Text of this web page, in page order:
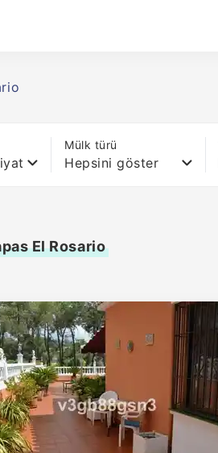
Mülk türü
Hepsini göster
El Rosario